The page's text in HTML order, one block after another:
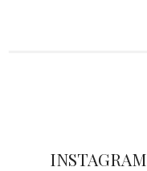
INSTAGRAM